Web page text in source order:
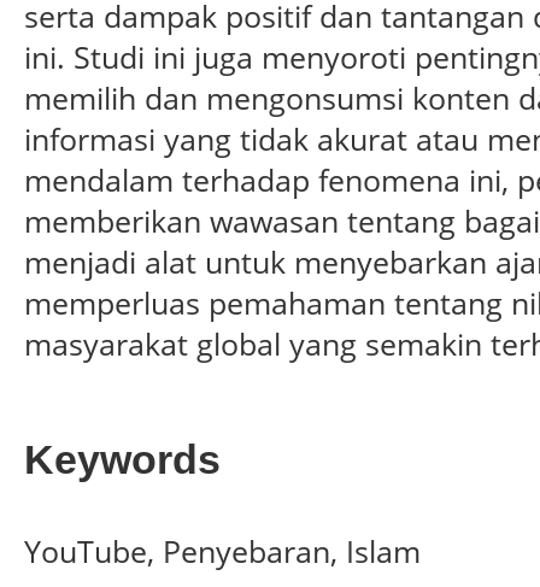
serta dampak positif dan
ini. Studi ini juga menyoroti
memilih dan mengonsumsi konten
informasi yang tidak akurat atau
mendalam terhadap fenomena ini,
memberikan wawasan tentang
menjadi alat untuk menyebarkan
memperluas pemahaman tentang
masyarakat global yang semakin
Keywords
YouTube, Penyebaran, Islam